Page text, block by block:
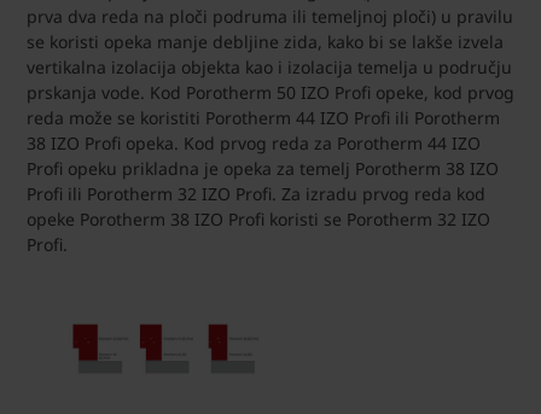
prva dva reda na ploči podruma ili temeljnoj ploči) u pravilu
se koristi opeka manje debljine zida, kako bi se lakše izvela
vertikalna izolacija objekta kao i izolacija temelja u području
prskanja vode. Kod Porotherm 50 IZO Profi opeke, kod prvog
reda može se koristiti Porotherm 44 IZO Profi ili Porotherm
38 IZO Profi opeka. Kod prvog reda za Porotherm 44 IZO
Profi opeku prikladna je opeka za temelj Porotherm 38 IZO
Profi ili Porotherm 32 IZO Profi. Za izradu prvog reda kod
opeke Porotherm 38 IZO Profi koristi se Porotherm 32 IZO
Profi.